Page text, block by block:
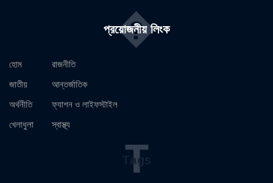
প্রয়োজনীয় লিংক
�
হোম
জাতীয়
অর্থনীতি
খেলাধুলা
রাজনীতি
আন্তর্জাতিক
ফ্যাশন ও লাইফস্টাইল
স্বাস্থ্য
Tags
T